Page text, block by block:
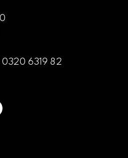
0320 6319 82